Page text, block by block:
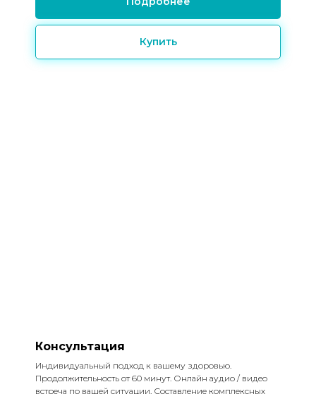
Купить
Консультация
Индивидуальный подход к вашему здоровью.
Продолжительность от 60 минут. Онлайн аудио / видео
встреча по вашей ситуации. Составление комплексных